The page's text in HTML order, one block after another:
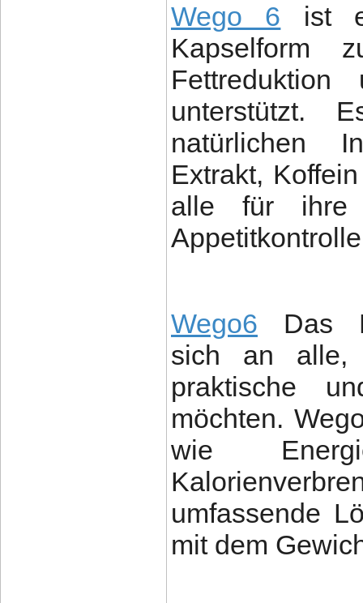
Wego 6 ist
Kapselform
Fettreduktion
unterstützt.
natürlichen
Extrakt,
alle für ihre
Wego6 Das
sich an alle,
praktische
möchten.
wie
umfassende
mit dem